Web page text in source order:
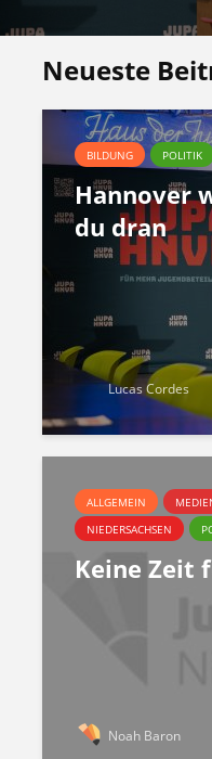
Neueste
BILDUNG POLITIK
Hannover
du dran
Lucas Cordes
ALLGEMEIN
NIEDERSACHSEN
Keine Zeit
Noah Baron